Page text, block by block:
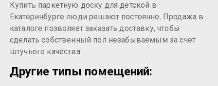
Купить паркетную доску для детской в
Екатеринбурге люди решают постоянно. Продажа в
каталоге позволяет заказать доставку, чтобы
сделать собственный пол незабываемым за счет
штучного качества.
Другие типы помещений: